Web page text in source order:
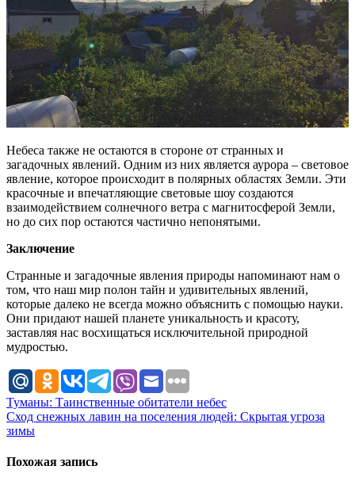
Небеса также не остаются в стороне от странных и
загадочных явлений. Одним из них является аурора – световое
явление, которое происходит в полярных областях Земли. Эти
красочные и впечатляющие световые шоу создаются
взаимодействием солнечного ветра с магнитосферой Земли,
но до сих пор остаются частично непонятыми.
Заключение
Странные и загадочные явления природы напоминают нам о
том, что наш мир полон тайн и удивительных явлений,
которые далеко не всегда можно объяснить с помощью науки.
Они придают нашей планете уникальность и красоту,
заставляя нас восхищаться исключительной природной
мудростью.
Навигация
по
Туманы: Таинственные обитатели небес
Сход снежных лавин на поселения людей: Скрытая угроза
зимы
Похожая запись